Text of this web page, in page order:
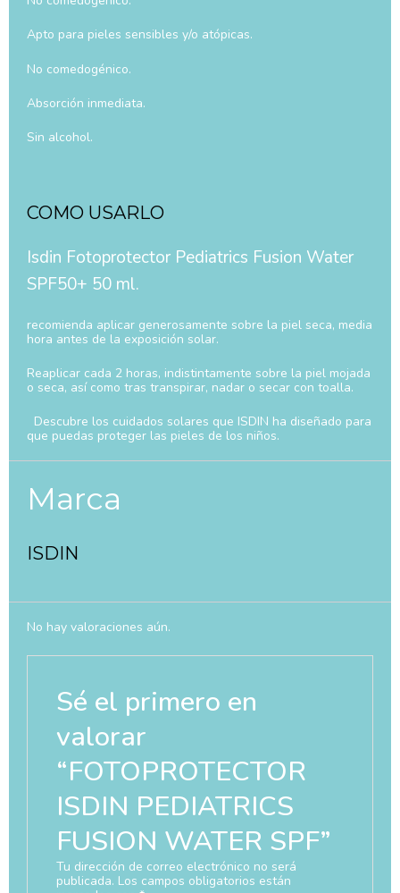
Apto para pieles sensibles y/o atópicas.
No comedogénico.
Absorción inmediata.
Sin alcohol.
COMO USARLO
Isdin Fotoprotector Pediatrics Fusion Water
SPF50+ 50 ml.
recomienda aplicar generosamente sobre la piel seca, media
hora antes de la exposición solar.
Reaplicar cada 2 horas, indistintamente sobre la piel mojada
o seca, así como tras transpirar, nadar o secar con toalla.
Descubre los cuidados solares que ISDIN ha diseñado para
que puedas proteger las pieles de los niños.
Marca
ISDIN
No hay valoraciones aún.
Sé el primero en
valorar
“FOTOPROTECTOR
ISDIN PEDIATRICS
FUSION WATER SPF”
Tu dirección de correo electrónico no será
publicada. Los campos obligatorios están